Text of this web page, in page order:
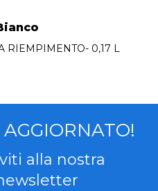
RIEMPIMENTO- 0,17 L
AGGIORNATO!
alla nostra